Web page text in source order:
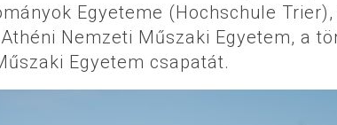
Egyeteme (Hochschule
Nemzeti Műszaki Egyetem, a
Egyetem csapatát.